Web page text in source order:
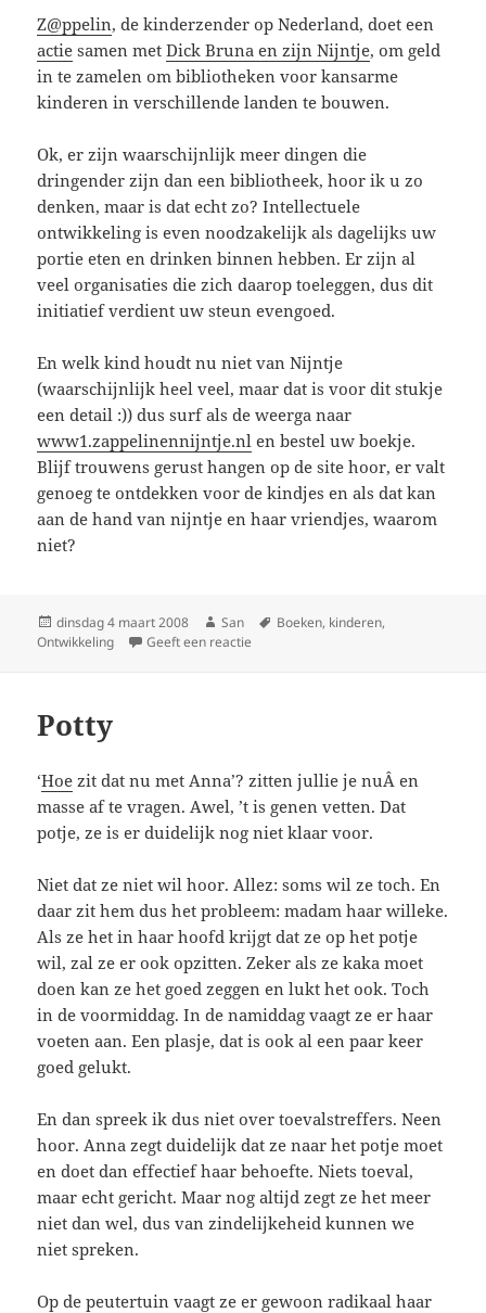
Z@ppelin, de kinderzender op Nederland, doet een
actie samen metDick Bruna en zijn Nijntje, om geld
in te zamelen om bibliotheken voor kansarme
kinderen in verschillende landen te bouwen.
Ok, er zijn waarschijnlijk meer dingen die
dringender zijn dan een bibliotheek, hoor ik u zo
denken, maar is dat echt zo? Intellectuele
ontwikkeling is even noodzakelijk als dagelijks uw
portie eten en drinken binnen hebben. Er zijn al
veel organisaties die zich daarop toeleggen, dus dit
initiatief verdient uw steun evengoed.
En welk kind houdt nu niet van Nijntje
(waarschijnlijk heel veel, maar dat is voor dit stukje
een detail :)) dus surf als de weerga naar
www1.zappelinennijntje.nl en bestel uw boekje.
Blijf trouwens gerust hangen op de site hoor, er valt
genoeg te ontdekken voor de kindjes en als dat kan
aan de hand van nijntje en haar vriendjes, waarom
niet?
Geplaatst
op
dinsdag 4 maart 2008 Auteur
San Tags
Boeken, kinderen,
Ontwikkeling
Geeft een reactie
Potty
‘Hoe zit dat nu met Anna’? zitten jullie je nuÂ en
masse af te vragen. Awel, ’t is genen vetten. Dat
potje, ze is er duidelijk nog niet klaar voor.
Niet dat ze niet wil hoor. Allez: soms wil ze toch. En
daar zit hem dus het probleem: madam haar willeke.
Als ze het in haar hoofd krijgt dat ze op het potje
wil, zal ze er ook opzitten. Zeker als ze kaka moet
doen kan ze het goed zeggen en lukt het ook. Toch
in de voormiddag. In de namiddag vaagt ze er haar
voeten aan. Een plasje, dat is ook al een paar keer
goed gelukt.
En dan spreek ik dus niet over toevalstreffers. Neen
hoor. Anna zegt duidelijk dat ze naar het potje moet
en doet dan effectief haar behoefte. Niets toeval,
maar echt gericht. Maar nog altijd zegt ze het meer
niet dan wel, dus van zindelijkeheid kunnen we
niet spreken.
Op de peutertuin vaagt ze er gewoon radikaal haar